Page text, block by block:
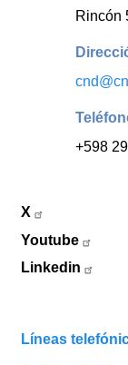
Rincón
+598
X
Youtube
Linkedin
Líneas